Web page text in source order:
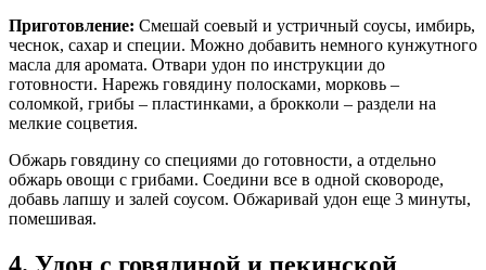
Приготовление: Смешай соевый и устричный соусы, имбирь,
чеснок, сахар и специи. Можно добавить немного кунжутного
масла для аромата. Отвари удон по инструкции до
готовности. Нарежь говядину полосками, морковь –
соломкой, грибы – пластинками, а брокколи – раздели на
мелкие соцветия.
Обжарь говядину со специями до готовности, а отдельно
обжарь овощи с грибами. Соедини все в одной сковороде,
добавь лапшу и залей соусом. Обжаривай удон еще 3 минуты,
помешивая.